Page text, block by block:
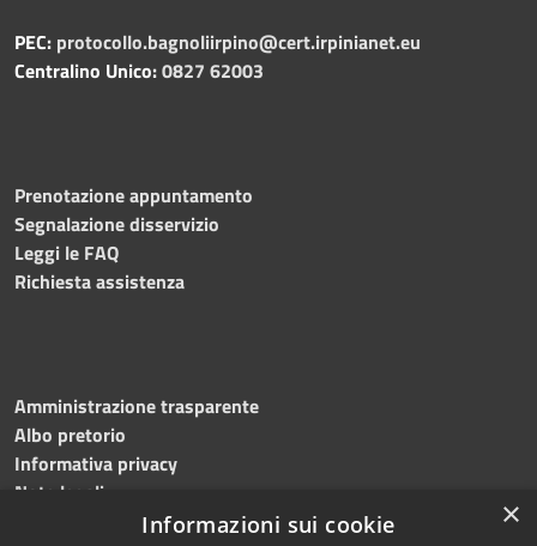
PEC: protocollo.bagnoliirpino@cert.irpinianet.eu
Centralino Unico:0827 62003
Prenotazione appuntamento
Segnalazione disservizio
Leggi le FAQ
Richiesta assistenza
Amministrazione trasparente
Albo pretorio
Informativa privacy
Note legali
Dichiarazione di accessibilità
×
Informazioni sui cookie